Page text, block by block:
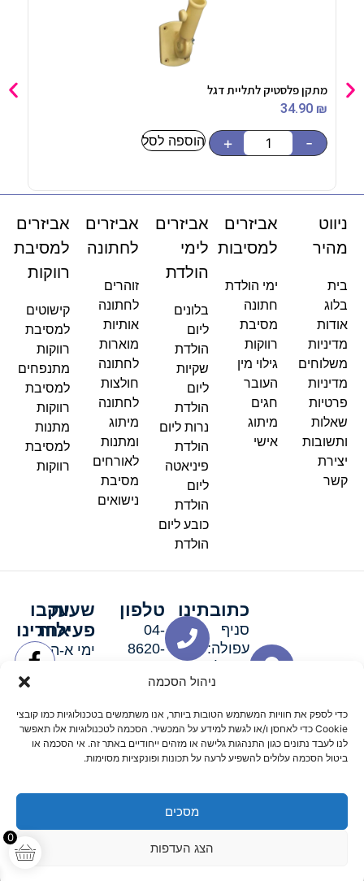
ניהול הסכמה
כדי לספק את חוויות המשתמש הטובות ביותר, אנו משתמשים בטכנולוגיות כמו קובצי
Cookie כדי לאחסן ו/או לגשת למידע על המכשיר. הסכמה לטכנולוגיות אלו תאפשר
לנו לעבד נתונים כגון התנהגות גלישה או מזהים ייחודיים באתר זה. אי הסכמה או
ביטול הסכמה עלולים להשפיע לרעה על תכונות ופונקציות מסוימות.
מסכים
הצג העדפות
0
מתקן פלסטיק לתליית דגל
34.90 ₪
-
+ הוספה לסל
בועות
ניווט
מהיר
בית
בלוג
אודות
מדיניות
משלוחים
מדיניות
פרטיות
שאלות
ותשובות
יצירת
קשר
אביזרים
למסיבות
ימי הולדת
חתונה
מסיבת
רווקות
גילוי מין
העובר
חגים
מיתוג
אישי
אביזרים
לימי
הולדת
בלונים
ליום
הולדת
שקיות
ליום
הולדת
נרות ליום
הולדת
פיניאטה
ליום
הולדת
כובע ליום
הולדת
אביזרים
לחתונה
זוהרים
לחתונה
אותיות
מוארות
לחתונה
חולצות
לחתונה
מיתוג
ומתנות
לאורחים
מסיבת
נישואים
אביזרים
למסיבת
רווקות
קישוטים
למסיבת
רווקות
מתנפחים
למסיבת
רווקות
מתנות
למסיבת
רווקות
כתובתינו
סניף
עפולה:
סניף מגדל
האלה 19
טלפון
04-
8620-
שעות
פעילות
ימי א-ה:
ימי שישי
וערבי חג:
8:30-
15:00
עקבו
אחרינו
תקנון אתרשלום דיגיטל קידום אורגני מקצועי